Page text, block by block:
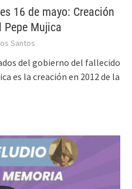
16 de mayo: Creación
Pepe Mujica
Santos
del gobierno del fallecido
es la creación en 2012 de la